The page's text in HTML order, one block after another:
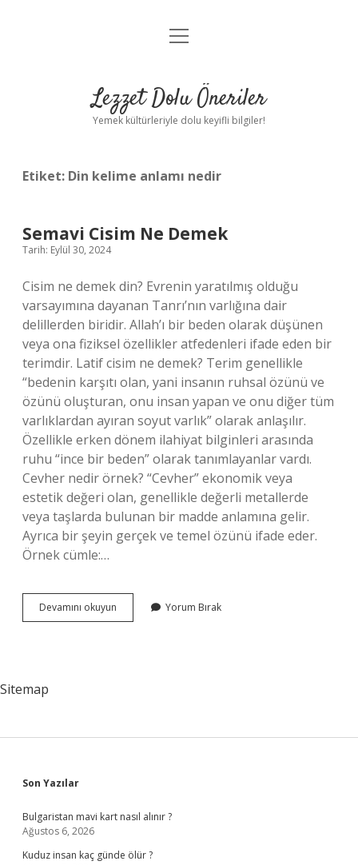
Anasayfa
Yasal Uyarı
menüyü
Lezzet Dolu Öneriler
Yemek kültürleriyle dolu keyifli bilgiler!
Etiket: Din kelime anlamı nedir
Semavi Cisim Ne Demek
Tarih: Eylül 30, 2024
Cisim ne demek din? Evrenin yaratılmış olduğu
varsayımına dayanan Tanrı’nın varlığına dair
delillerden biridir. Allah’ı bir beden olarak düşünen
veya ona fiziksel özellikler atfedenleri ifade eden bir
terimdir. Latif cisim ne demek? Terim genellikle
“bedenin karşıtı olan, yani insanın ruhsal özünü ve
özünü oluşturan, onu insan yapan ve onu diğer tüm
varlıklardan ayıran soyut varlık” olarak anlaşılır.
Özellikle erken dönem ilahiyat bilginleri arasında
ruhu “ince bir beden” olarak tanımlayanlar vardı.
Cevher nedir örnek? “Cevher” ekonomik veya
estetik değeri olan, genellikle değerli metallerde
veya taşlarda bulunan bir madde anlamına gelir.
Ayrıca bir şeyin gerçek ve temel özünü ifade eder.
Örnek cümle:…
Devamını okuyun
Cisim
Yorum Bırak
Sitemap
Sidebar
Son Yazılar
Bulgaristan mavi kart nasıl alınır ?
Ağustos 6, 2026
Kuduz insan kaç günde ölür ?